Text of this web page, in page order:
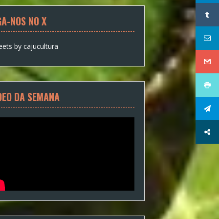
NOS NO X
by cajucultura
DA SEMANA